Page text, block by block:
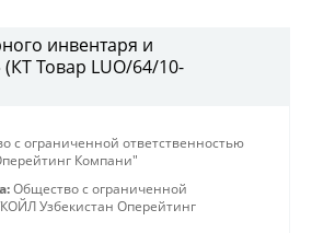
инвентаря и
Товар LUO/64/10-
с ограниченной ответственностью
Компани"
Общество с ограниченной
Узбекистан Оперейтинг